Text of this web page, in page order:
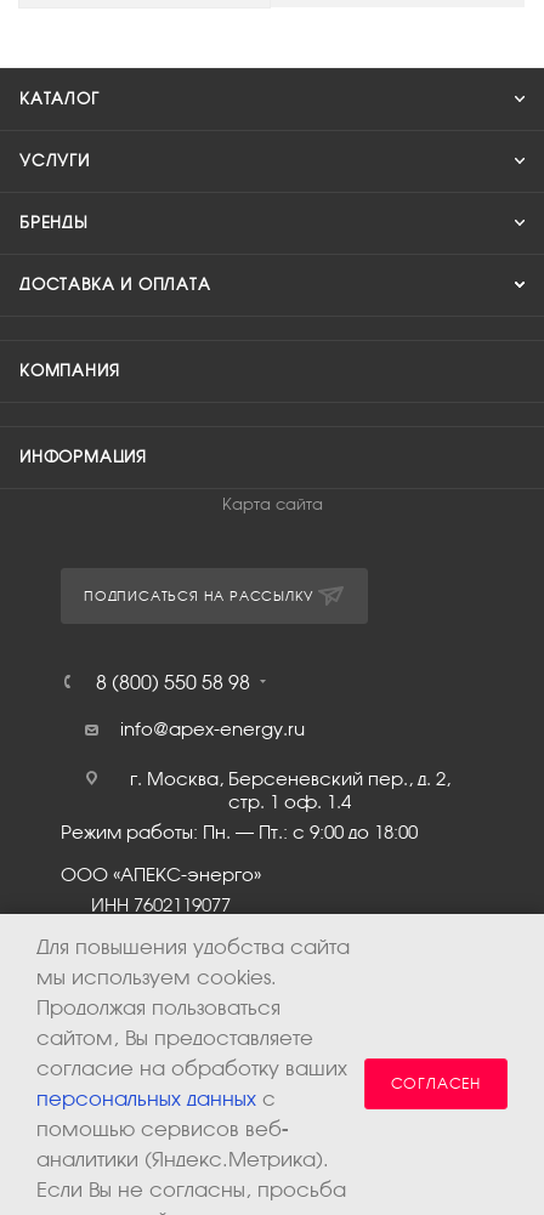
КАТАЛОГ
УСЛУГИ
БРЕНДЫ
ДОСТАВКА И ОПЛАТА
КОМПАНИЯ
ИНФОРМАЦИЯ
Карта сайта
ПОДПИСАТЬСЯ НА РАССЫЛКУ
8 (800) 550 58 98
info@apex-energy.ru
г. Москва, Берсеневский пер., д. 2,
стр. 1 оф. 1.4
Режим работы: Пн. – Пт.: с 9:00 до 18:00
ООО «АПЕКС-энерго»
ИНН 7602119077
2026 © ООО «Апекс-энерго». Все права защищены.
Для повышения удобства сайта
мы используем cookies.
Продолжая пользоваться
сайтом, Вы предоставляете
согласие на обработку ваших
персональных данных с
помощью сервисов веб-
аналитики (Яндекс.Метрика).
Если Вы не согласны, просьба
СОГЛАСЕН